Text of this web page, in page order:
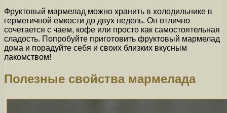
Фруктовый мармелад можно хранить в холодильнике в
герметичной емкости до двух недель. Он отлично
сочетается с чаем, кофе или просто как самостоятельная
сладость. Попробуйте приготовить фруктовый мармелад
дома и порадуйте себя и своих близких вкусным
лакомством!
Полезные свойства мармелада